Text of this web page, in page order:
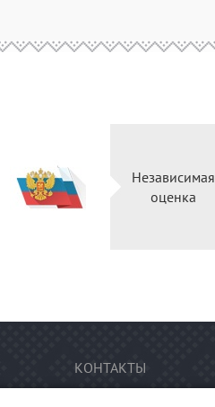
Независимая
оценка
КОНТАКТЫ